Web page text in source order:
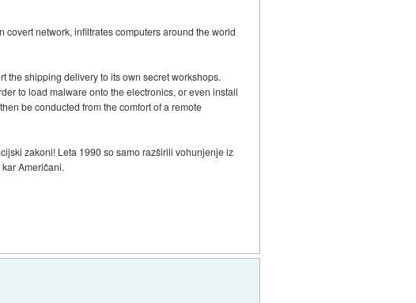
network, infiltrates computers around the world
the shipping delivery to its own secret workshops.
to load malware onto the electronics, or even install
be conducted from the comfort of a remote
zakoni! Leta 1990 so samo razširili vohunjenje iz
Američani.